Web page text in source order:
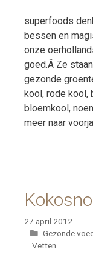
superfoods
bessen en
onze
goed.Â Ze
gezonde
kool, rode kool,
bloemkool,
meer naar
27 april 2012
Categorieën
Gezonde
Vetten